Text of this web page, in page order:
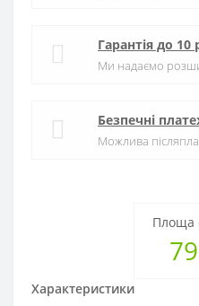
Площа
Характеристики
Гарантія до 10
Ми надаємо
Безпечні
Можлива